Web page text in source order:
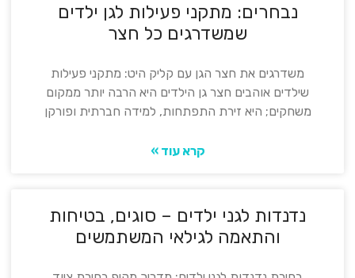
נבחרים: מתקני פעילות לגן ילדים
שמשדרגים כל חצר
משדרגים את חצר הגן עם קליק היט: מתקני פעילות
שילדים אוהבים חצר גן הילדים היא הרבה יותר ממקום
משחקים; היא זירת התפתחות, למידה חברתית ופורקן
קרא עוד »
נדנדות לגני ילדים – סוגים, בטיחות
והתאמה לגילאי המשתמשים